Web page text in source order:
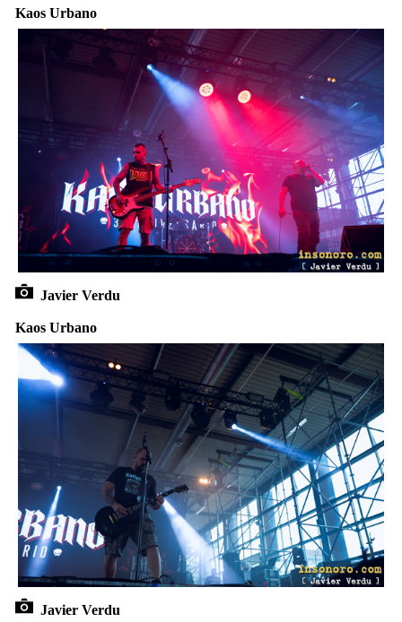
Kaos Urbano
Javier Verdu
Kaos Urbano
Javier Verdu